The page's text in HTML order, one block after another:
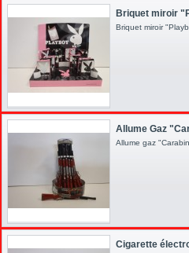
Briquet miroir
Briquet miroir
Allume Gaz
Allume gaz
Cigarette